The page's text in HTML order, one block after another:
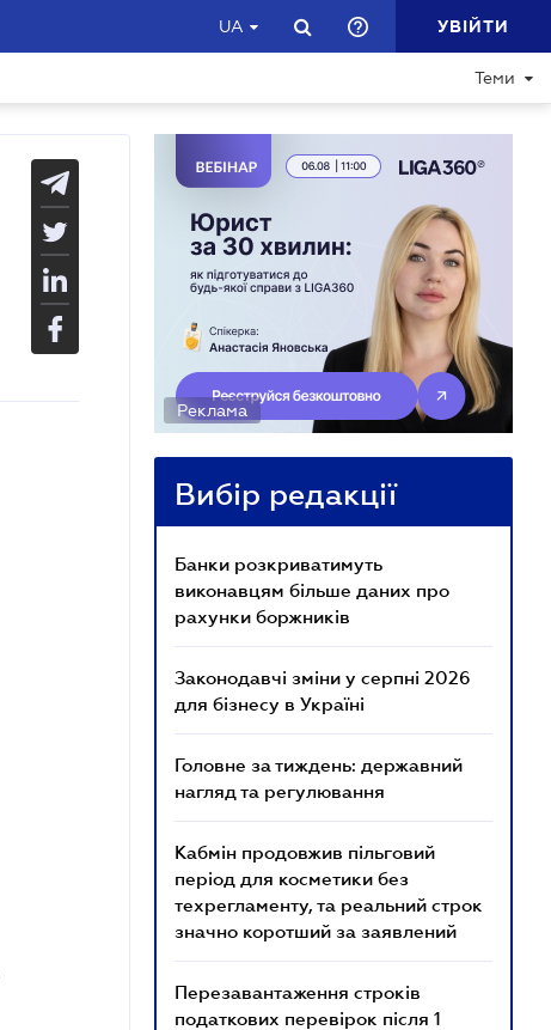
UA УВІЙТИ
Теми
Реклама
Вибір редакції
Банки розкриватимуть
виконавцям більше даних про
рахунки боржників
Законодавчі зміни у серпні 2026
для бізнесу в Україні
Головне за тиждень: державний
нагляд та регулювання
Кабмін продовжив пільговий
період для косметики без
техрегламенту, та реальний строк
значно коротший за заявлений
Перезавантаження строків
податкових перевірок після 1